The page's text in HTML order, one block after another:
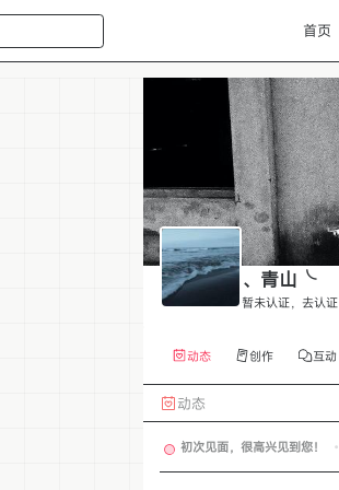
首页
、青山╰
暂未认证，去认证
动态 创作 互动
动态
初次见面，很高兴见到您！ •